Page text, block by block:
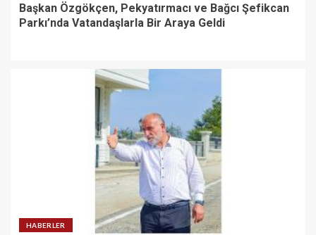
Başkan Özgökçen, Pekyatırmacı ve Bağcı Şefikcan
Parkı’nda Vatandaşlarla Bir Araya Geldi
HABERLER